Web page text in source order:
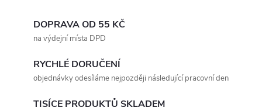
DOPRAVA OD 55 KČ
na výdejní místa DPD
RYCHLÉ DORUČENÍ
objednávky odesíláme nejpozději následující pracovní den
TISÍCE PRODUKTŮ SKLADEM